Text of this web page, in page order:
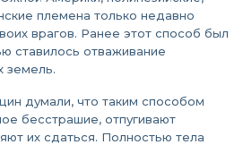
племена только недавно
врагов. Ранее этот способ был
ставилось отваживание
земель.
думали, что таким способом
бесстрашие, отпугивают
их сдаться. Полностью тела